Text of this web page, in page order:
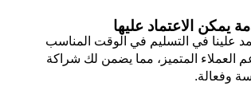
يمكن الاعتماد عليها
علينا في التسليم في الوقت المناسب
العملاء المتميز، مما يضمن لك شراكة
وفعالة.